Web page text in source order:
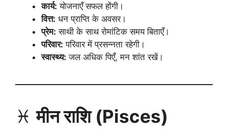
कार्य: योजनाएँ सफल होंगी।
वित्त: धन प्राप्ति के अवसर।
प्रेम: साथी के साथ रोमांटिक समय बिताएँ।
परिवार: परिवार में प्रसन्नता रहेगी।
स्वास्थ्य: जल अधिक पिएँ, मन शांत रखें।
♓मीन राशि (Pisces)